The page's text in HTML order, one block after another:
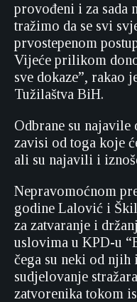
provođeni i za sada
tražimo da se svi
prvostepenom
Vijeće prilikom
sve dokaze”, rakao
Tužilaštva BiH.
Odbrane su
zavisi od toga koje
ali su najavili i
Nepravomoćnom
godine Lalović i
za zatvaranje i
uslovima u KPD-u
čega su neki od
sudjelovanje
zatvorenika tokom